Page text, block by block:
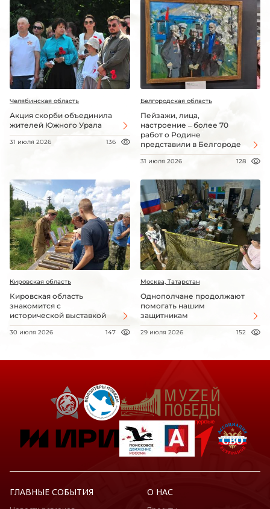
Челябинская область
Акция скорби объединила
жителей Южного Урала
31 июля 2026 136
Белгородская область
Пейзажи, лица,
настроение – более 70
работ о Родине
представили в Белгороде
31 июля 2026 128
Кировская область
Кировская область
знакомится с
исторической выставкой
30 июля 2026 147
Москва, Татарстан
Однополчане продолжают
помогать нашим
защитникам
29 июля 2026 152
ГЛАВНЫЕ СОБЫТИЯ О НАС